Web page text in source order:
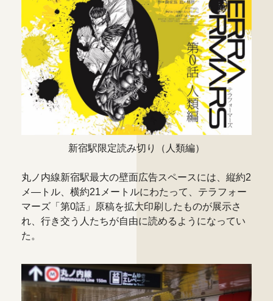
新宿駅限定読み切り（人類編）
丸ノ内線新宿駅最大の壁面広告スペースには、縦約2
メ―トル、横約21メートルにわたって、テラフォー
マーズ「第0話」原稿を拡大印刷したものが展示さ
れ、行き交う人たちが自由に読めるようになってい
た。